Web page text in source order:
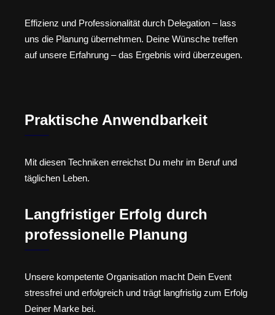
Effizienz und Professionalität durch Delegation – lass
uns die Planung übernehmen. Deine Wünsche treffen
auf unsere Erfahrung – das Ergebnis wird überzeugen.
Praktische Anwendbarkeit
Mit diesen Techniken erreichst Du mehr im Beruf und
täglichen Leben.
Langfristiger Erfolg durch
professionelle Planung
Unsere kompetente Organisation macht Dein Event
stressfrei und erfolgreich und trägt langfristig zum Erfolg
Deiner Marke bei.